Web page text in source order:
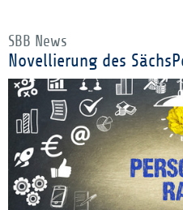
SBB News
Novellierung des